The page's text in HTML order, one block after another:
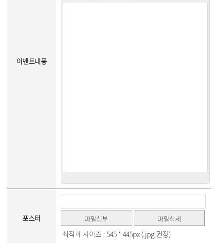
이벤트내용
포스터
최적화 사이즈 : 545 * 445px (.jpg 권장)